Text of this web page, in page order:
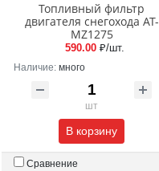
Топливный фильтр
двигателя снегохода AT-
MZ1275
590.00 ₽/шт.
Наличие: много
шт
В корзину
Сравнение